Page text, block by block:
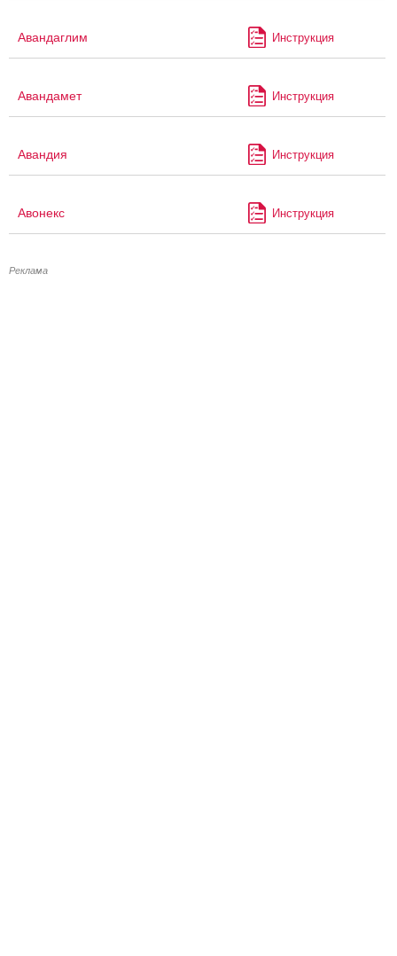
Авандаглим Инструкция
Авандамет Инструкция
Авандия Инструкция
Авонекс Инструкция
Реклама